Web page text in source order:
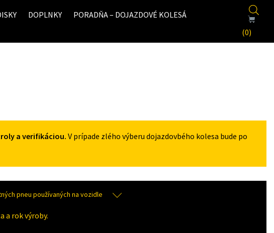
DOPLNKY
PORADŇA – DOJAZDOVÉ KOLESÁ
(0)
a verifikáciou. V prípade zlého výberu dojazdovbého kolesa bude po
pneu používaných na vozidle
a rok výroby.